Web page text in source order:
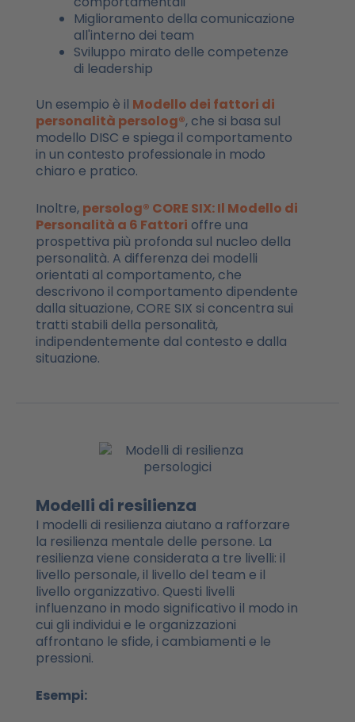
Miglioramento della comunicazione
all'interno dei team
Sviluppo mirato delle competenze
di leadership
Un esempio è il Modello dei fattori di
personalità persolog®, che si basa sul
modello DISC e spiega il comportamento
in un contesto professionale in modo
chiaro e pratico.
Inoltre, persolog® CORE SIX: Il Modello di
Personalità a 6 Fattori offre una
prospettiva più profonda sul nucleo della
personalità. A differenza dei modelli
orientati al comportamento, che
descrivono il comportamento dipendente
dalla situazione, CORE SIX si concentra sui
tratti stabili della personalità,
indipendentemente dal contesto e dalla
situazione.
Modelli di resilienza
I modelli di resilienza aiutano a rafforzare
la resilienza mentale delle persone. La
resilienza viene considerata a tre livelli: il
livello personale, il livello del team e il
livello organizzativo. Questi livelli
influenzano in modo significativo il modo in
cui gli individui e le organizzazioni
affrontano le sfide, i cambiamenti e le
pressioni.
Esempi: